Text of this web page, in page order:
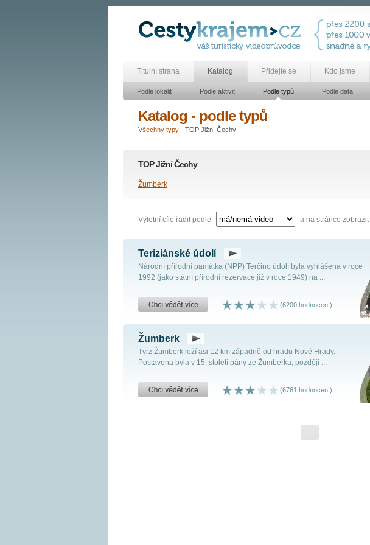
Titulní strana Katalog Přidejte se Kdo jsme
Podle lokalit Podle aktivit Podle typů Podle data
Katalog - podle typů
Všechny typy - TOP Jižní Čechy
TOP Jižní Čechy
Žumberk
Výletní cíle řadit podle a na stránce zobrazit
Teriziánské údolí
Národní přírodní památka (NPP) Terčino údolí byla vyhlášena v roce
1992 (jako státní přírodní rezervace již v roce 1949) na ...
(6200 hodnocení)
Žumberk
Tvrz Žumberk leží asi 12 km západně od hradu Nové Hrady.
Postavena byla v 15. století pány ze Žumberka, později ...
(6761 hodnocení)
1